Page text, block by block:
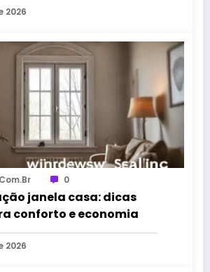
2026
0
janela casa: dicas
conforto e economia
2026